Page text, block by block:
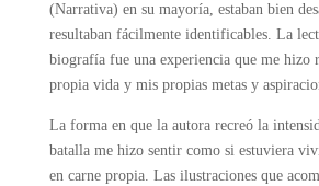
(Narrativa) en su mayoría, estaban bien
resultaban fácilmente identificables. La
biografía fue una experiencia que me hizo
propia vida y mis propias metas y
La forma en que la autora recreó la
batalla me hizo sentir como si estuviera
en carne propia. Las ilustraciones que